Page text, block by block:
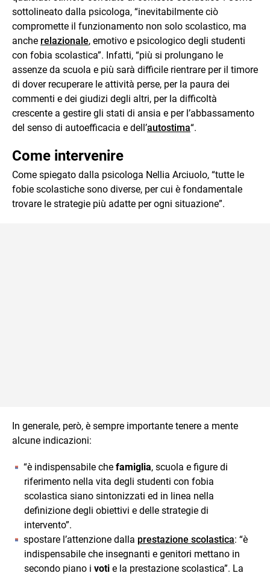
sottolineato dalla psicologa, “inevitabilmente ciò
compromette il funzionamento non solo scolastico, ma
anche relazionale, emotivo e psicologico degli studenti
con fobia scolastica”. Infatti, “più si prolungano le
assenze da scuola e più sarà difficile rientrare per il timore
di dover recuperare le attività perse, per la paura dei
commenti e dei giudizi degli altri, per la difficoltà
crescente a gestire gli stati di ansia e per l’abbassamento
del senso di autoefficacia e dell’autostima“.
Come intervenire
Come spiegato dalla psicologa Nellia Arciuolo, “tutte le
fobie scolastiche sono diverse, per cui è fondamentale
trovare le strategie più adatte per ogni situazione”.
In generale, però, è sempre importante tenere a mente
alcune indicazioni:
“è indispensabile che famiglia, scuola e figure di
riferimento nella vita degli studenti con fobia
scolastica siano sintonizzati ed in linea nella
definizione degli obiettivi e delle strategie di
intervento”.
spostare l’attenzione dalla prestazione scolastica: “è
indispensabile che insegnanti e genitori mettano in
secondo piano i voti e la prestazione scolastica”. La